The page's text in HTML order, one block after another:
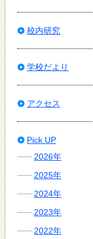
校内研究
学校だより
アクセス
Pick UP
2026年
2025年
2024年
2023年
2022年